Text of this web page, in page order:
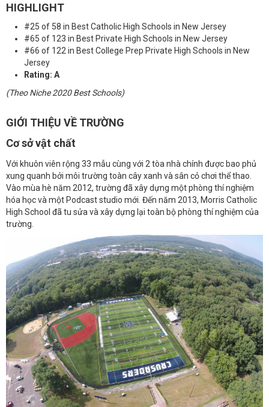
HIGHLIGHT
#25 of 58 in Best Catholic High Schools in New Jersey
#65 of 123 in Best Private High Schools in New Jersey
#66 of 122 in Best College Prep Private High Schools in New
Jersey
Rating: A
(Theo Niche 2020 Best Schools)
GIỚI THIỆU VỀ TRƯỜNG
Cơ sở vật chất
Với khuôn viên rộng 33 mẫu cùng với 2 tòa nhà chính được bao phủ
xung quanh bởi môi trường toàn cây xanh và sân cỏ chơi thể thao.
Vào mùa hè năm 2012, trường đã xây dựng một phòng thí nghiệm
hóa học và một Podcast studio mới. Đến năm 2013, Morris Catholic
High School đã tu sửa và xây dựng lại toàn bộ phòng thí nghiệm của
trường.